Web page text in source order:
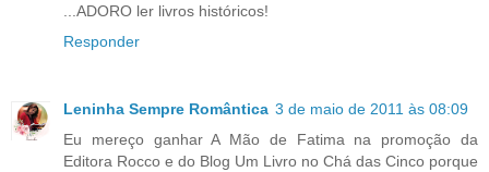
...ADORO ler livros históricos!
Responder
Leninha Sempre Romântica 3 de maio de 2011 às 08:09
Eu mereço ganhar A Mão de Fatima na promoção da
Editora Rocco e do Blog Um Livro no Chá das Cinco porque